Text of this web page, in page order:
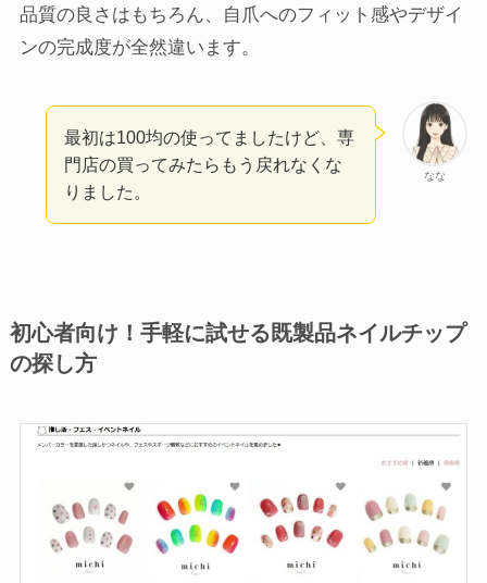
品質の良さはもちろん、自爪へのフィット感やデザイ
ンの完成度が全然違います。
なな
最初は100均の使ってましたけど、専
門店の買ってみたらもう戻れなくな
りました。
初心者向け！手軽に試せる既製品ネイルチップ
の探し方